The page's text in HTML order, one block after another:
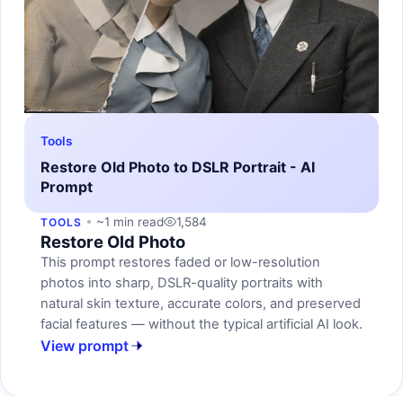
Tools
Restore Old Photo to DSLR Portrait - AI
Prompt
TOOLS ~1 min read 1,584
Restore Old Photo
This prompt restores faded or low-resolution
photos into sharp, DSLR-quality portraits with
natural skin texture, accurate colors, and preserved
facial features — without the typical artificial AI look.
View prompt